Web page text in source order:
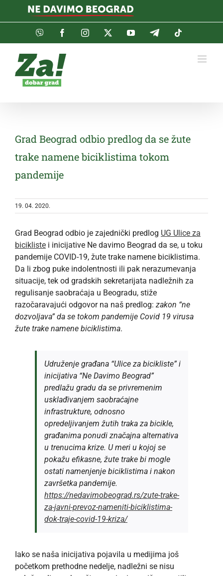
Viber FacebookInstagramTwitterYouTubeTelegram
Grad Beograd odbio predlog da se žute
trake namene biciklistima tokom
pandemije
19. 04. 2020.
Grad Beograd odbio je zajednički predlog UG Ulice za
bicikliste i inicijative Ne davimo Beograd da se, u toku
pandemije COVID-19, žute trake namene biciklistima.
Da li zbog puke indolentnosti ili pak nerazumevanja
situacije, tek od gradskih sekretarijata nadležnih za
regulisanje saobraćaja u Beogradu, stiže
razočaravajući odgovor na naš predlog: zakon “ne
dozvoljava” da se tokom pandemije Covid 19 virusa
žute trake namene biciklistima.
Udruženje građana “Ulice za bicikliste” i
inicijativa “Ne Davimo Beograd”
predlažu gradu da se privremenim
usklađivanjem saobraćajne
infrastrukture, odnosno
opredeljivanjem žutih traka za bicikle,
građanima ponudi značajna alternativa
u trenucima krize. U meri u kojoj se
pokažu efikasne, žute trake bi mogle
ostati namenjenje biciklistima i nakon
završetka pandemije.
https://nedavimobeograd.rs/zute-trake-
za-javni-prevoz-nameniti-biciklistima-
dok-traje-covid-19-kriza/
Iako se naša inicijativa pojavila u medijima još
početkom prethodne nedelje, nadležni se nisu